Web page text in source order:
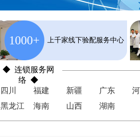
1000+ 上千家线下验配服务中心
◆ 连锁服务网
络 ◆
四川 福建 新疆 广东
黑龙江 海南 山西 湖南